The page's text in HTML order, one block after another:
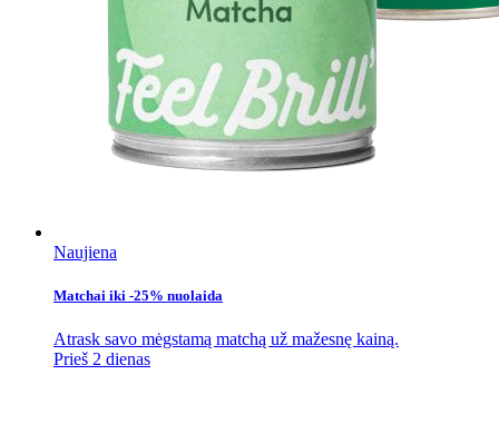
Naujiena
Matchai iki -25% nuolaida
Atrask savo mėgstamą matchą už mažesnę kainą.
Prieš 2 dienas